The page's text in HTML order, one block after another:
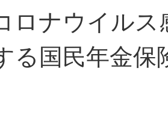
ロナウイル
る国民年金保